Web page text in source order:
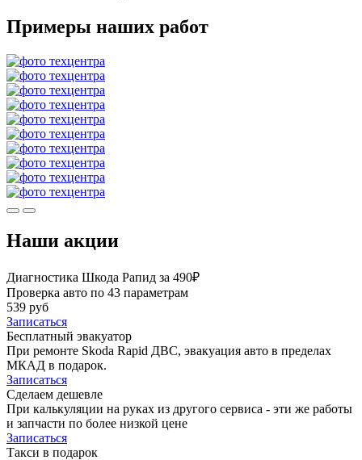
Примеры наших работ
Наши акции
Диагностика Шкода Рапид за 490₽
Проверка авто по 43 параметрам
539 руб
Записаться
Бесплатный эвакуатор
При ремонте Skoda Rapid ДВС, эвакуация авто в пределах
МКАД в подарок.
Записаться
Сделаем дешевле
При калькуляции на руках из другого сервиса - эти же работы
и запчасти по более низкой цене
Записаться
Такси в подарок